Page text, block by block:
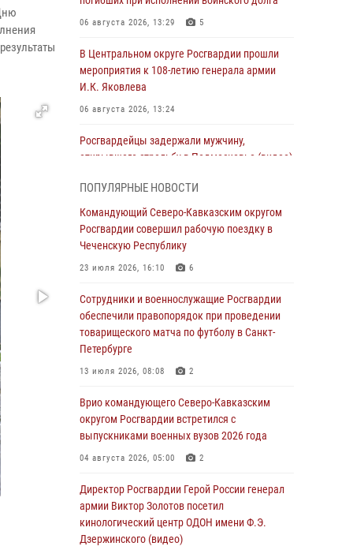
06 августа 2026, 13:29 5
В Центральном округе Росгвардии прошли
мероприятия к 108‑летию генерала армии
И.К. Яковлева
06 августа 2026, 13:24
Росгвардейцы задержали мужчину,
открывшего стрельбу в Подмосковье (видео)
Росгвардейцы провели выставку вооружения
для участников сбора «Гвардеец» в Пензе
(видео)
06 августа 2026, 12:00
В Курске росгвардейцы приняли участие в
митинге, посвященном второй годовщине
вторжения ВСУ на территорию области
06 августа 2026, 11:56
задержал правонарушителя, угрожавшего
подростку травматическим пистолетом
06 августа 2026, 11:33 1
ликвидирована крупная нарколаборатория
06 августа 2026, 11:27
В Москве росгвардейцы задержали троих
ПОПУЛЯРНЫЕ НОВОСТИ
Командующий Северо-Кавказским округом
Росгвардии совершил рабочую поездку в
Чеченскую Республику
23 июля 2026, 16:10 6
Сотрудники и военнослужащие Росгвардии
обеспечили правопорядок при проведении
товарищеского матча по футболу в Санкт-
Петербурге
13 июля 2026, 08:08 2
Врио командующего Северо-Кавказским
округом Росгвардии встретился с
выпускниками военных вузов 2026 года
04 августа 2026, 05:00 2
Директор Росгвардии Герой России генерал
армии Виктор Золотов посетил
кинологический центр ОДОН имени Ф.Э.
Дзержинского (видео)